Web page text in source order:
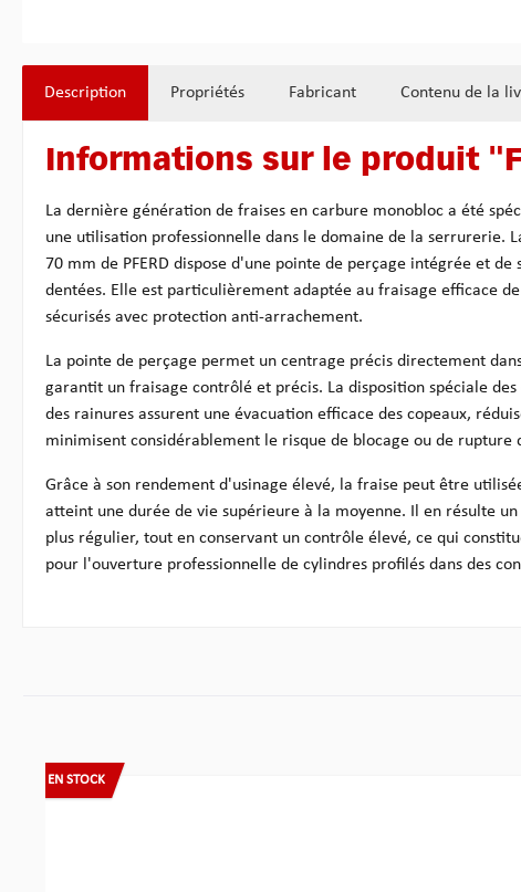
Description Propriétés Fabricant Contenu de la
Informations sur le produit
La dernière génération de fraises en carbure monobloc a été
une utilisation professionnelle dans le domaine de la serrurerie.
70 mm de PFERD dispose d'une pointe de perçage intégrée et de
dentées. Elle est particulièrement adaptée au fraisage efficace
sécurisés avec protection anti-arrachement.
La pointe de perçage permet un centrage précis directement
garantit un fraisage contrôlé et précis. La disposition spéciale
des rainures assurent une évacuation efficace des copeaux,
minimisent considérablement le risque de blocage ou de rupture
Grâce à son rendement d'usinage élevé, la fraise peut être
atteint une durée de vie supérieure à la moyenne. Il en résulte
plus régulier, tout en conservant un contrôle élevé, ce qui
pour l'ouverture professionnelle de cylindres profilés dans des
Ignorer la galerie de produits
EN STOCK